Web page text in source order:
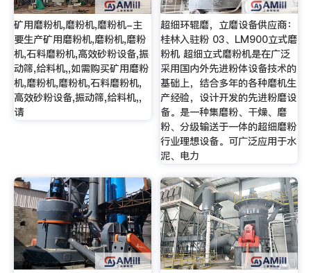
矿用磨粉机,磨粉机,磨粉机-主
要生产矿用磨粉机,磨粉机,磨粉
机,石料磨粉机,高效砂粉设备,振
动筛,给料机,,如需购买矿用磨粉
机,磨粉机,磨粉机,石料磨粉机,
高效砂粉设备,振动筛,给料机,,
请
超细环辊磨，立磨设备供应商：
桂林入驻粉 03、LM900立式磨
粉机 超细立式磨粉机是在广泛
采用国内外先进粉体设备技术的
基础上，结合多年的各种磨机生
产经验，设计开发的先进粉磨设
备。是一种集磨粉、干燥、磨
粉、分级输送于一体的超细磨粉
行业理想设备。可广泛应用于水
泥、电力